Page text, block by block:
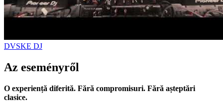
DVSKE DJ
Az eseményről
O experiență diferită. Fără compromisuri. Fără așteptări
clasice.